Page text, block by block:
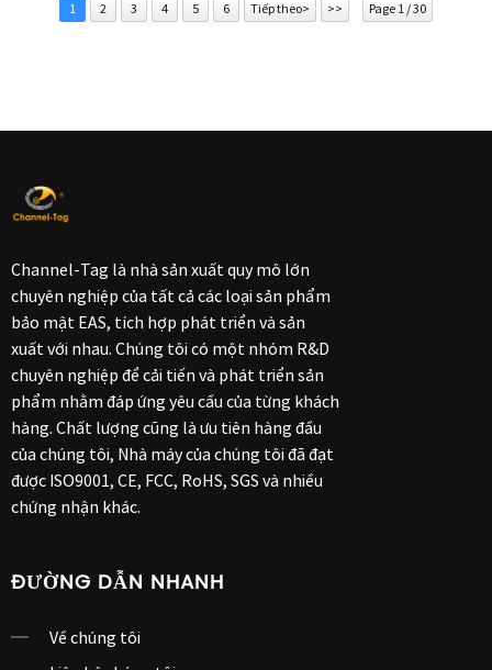
1 2 3 4 5 6 Tiếp theo> >> Page 1 / 30
Channel-Tag là nhà sản xuất quy mô lớn
chuyên nghiệp của tất cả các loại sản phẩm
bảo mật EAS, tích hợp phát triển và sản
xuất với nhau. Chúng tôi có một nhóm R&D
chuyên nghiệp để cải tiến và phát triển sản
phẩm nhằm đáp ứng yêu cầu của từng khách
hàng. Chất lượng cũng là ưu tiên hàng đầu
của chúng tôi, Nhà máy của chúng tôi đã đạt
được ISO9001, CE, FCC, RoHS, SGS và nhiều
chứng nhận khác.
ĐƯỜNG DẪN NHANH
Về chúng tôi